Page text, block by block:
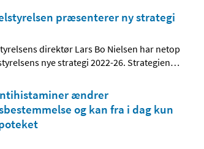
præsenterer ny strategi
direktør Lars Bo Nielsen har netop
nye strategi 2022-26. Strategien…
ændrer
og kan fra i dag kun